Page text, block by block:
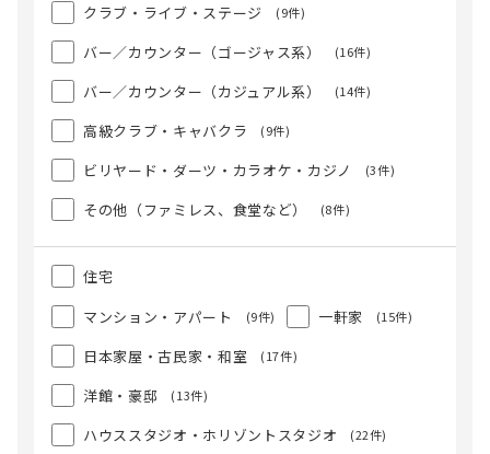
クラブ・ライブ・ステージ (9件)
バー／カウンター（ゴージャス系） (16件)
バー／カウンター（カジュアル系） (14件)
高級クラブ・キャバクラ (9件)
ビリヤード・ダーツ・カラオケ・カジノ (3件)
その他（ファミレス、食堂など） (8件)
住宅
マンション・アパート
(9件) 一軒家 (15件)
日本家屋・古民家・和室 (17件)
洋館・豪邸 (13件)
ハウススタジオ・ホリゾントスタジオ (22件)